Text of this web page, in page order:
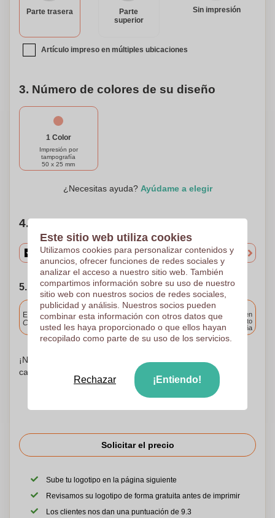
para hacerla verdaderamente suya o cree un regalo único
para un ser querido. Con su practicidad, durabilidad y toque
personal, nuestra bolsa caliente/fría de PVC es
imprescindible para cualquier persona que busque alivio y
Parte trasera
Parte
superior
Sin impresión
Artículo impreso en múltiples ubicaciones
3. Número de colores de su diseño
1 Color
Impresión por
tampografía
50 x 25 mm
¿Necesitas ayuda? Ayúdame a elegir
4. Elige tu cantidad
5. Elija su fecha de envío
Incluido
Entrega estándar
Cargue y apruebe sus archivos antes de las 9.30 a.m.
Entrega en
cualquier punto
de España
¡No te preocupes! Simplemente suba sus archivos a la
canasta de compras
Solicitar el precio
Sube tu logotipo en la página siguiente
Revisamos su logotipo de forma gratuita antes de imprimir
Los clientes nos dan una puntuación de 9.3
Este sitio web utiliza cookies
Utilizamos cookies para personalizar contenidos y
anuncios, ofrecer funciones de redes sociales y
analizar el acceso a nuestro sitio web. También
compartimos información sobre su uso de nuestro
sitio web con nuestros socios de redes sociales,
publicidad y análisis. Nuestros socios pueden
combinar esta información con otros datos que
usted les haya proporcionado o que ellos hayan
recopilado como parte de su uso de los servicios.
Rechazar ¡Entiendo!